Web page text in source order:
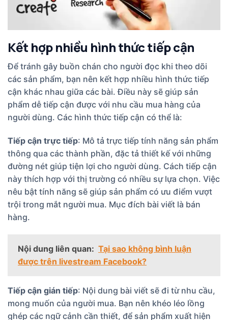
Kết hợp nhiều hình thức tiếp cận
Để tránh gây buồn chán cho người đọc khi theo dõi
các sản phẩm, bạn nên kết hợp nhiều hình thức tiếp
cận khác nhau giữa các bài. Điều này sẽ giúp sản
phẩm dễ tiếp cận được với nhu cầu mua hàng của
người dùng. Các hình thức tiếp cận có thể là:
Tiếp cận trực tiếp: Mô tả trực tiếp tính năng sản phẩm
thông qua các thành phần, đặc tả thiết kế với những
đường nét giúp tiện lợi cho người dùng. Cách tiếp cận
này thích hợp với thị trường có nhiều sự lựa chọn. Việc
nêu bật tính năng sẽ giúp sản phẩm có ưu điểm vượt
trội trong mắt người mua. Mục đích bài viết là bán
hàng.
Nội dung liên quan: Tại sao không bình luận
được trên livestream Facebook?
Tiếp cận gián tiếp: Nội dung bài viết sẽ đi từ nhu cầu,
mong muốn của người mua. Bạn nên khéo léo lồng
ghép các ngữ cảnh cần thiết, để sản phẩm xuất hiện